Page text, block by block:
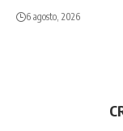
6 agosto, 2026